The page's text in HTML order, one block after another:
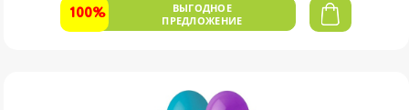
100%
ВЫГОДНОЕ
ПРЕДЛОЖЕНИЕ